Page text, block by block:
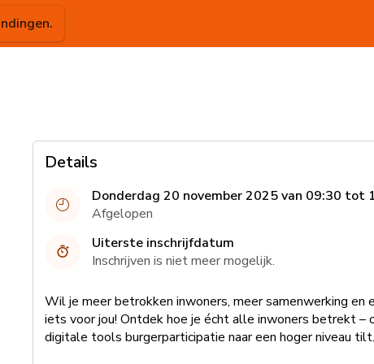
Details
Donderdag 20 november 2025 van 09:30 tot
Afgelopen
Uiterste inschrijfdatum
Inschrijven is niet meer mogelijk.
Wil je meer betrokken inwoners, meer samenwerking en
iets voor jou! Ontdek hoe je écht alle inwoners betrekt –
digitale tools burgerparticipatie naar een hoger niveau tilt.